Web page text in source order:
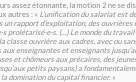
assez étonnante, la motion 2 ne se
autres : « L’unification du salariat est
un rapport d’exploitation, des
prolétarisé·e·s. (…) Le monde du
classe ouvrière aux cadres, avec ou
enseignantes et enseignants
et chômeurs aux précaires, des
petits paysans) a
domination du capital financier. »